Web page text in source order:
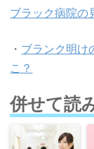
ブラック病院の
・ ブランク明け
こ？
併せて読